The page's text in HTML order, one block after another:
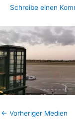
Schreibe einen
← Vorheriger Medien